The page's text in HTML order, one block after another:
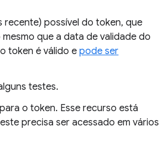
recente) possível do token, que
que a data de validade do
token é válido e pode ser
testes.
o token. Esse recurso está
precisa ser acessado em vários